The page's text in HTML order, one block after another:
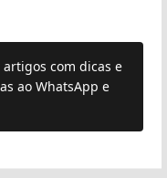
com dicas e
ao WhatsApp e